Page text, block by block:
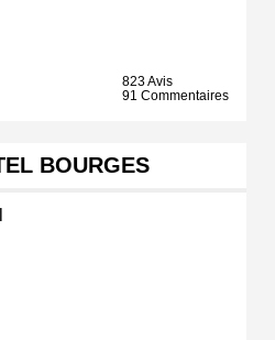
823 Avis
91 Commentaires
BOURGES